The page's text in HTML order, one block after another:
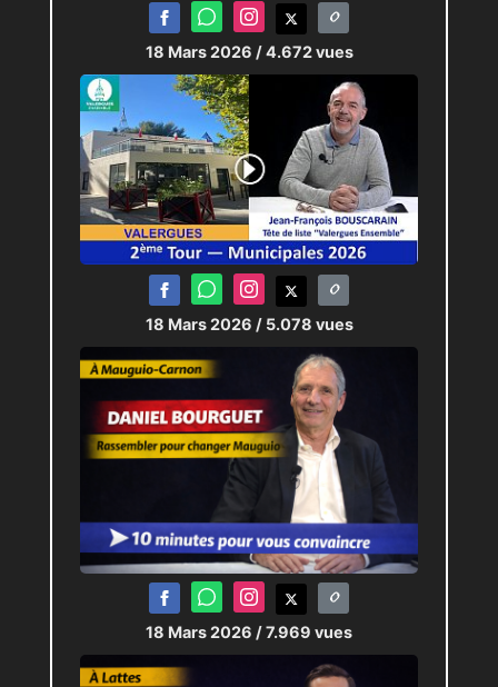
18 Mars 2026 / 4.672 vues
18 Mars 2026 / 5.078 vues
18 Mars 2026 / 7.969 vues